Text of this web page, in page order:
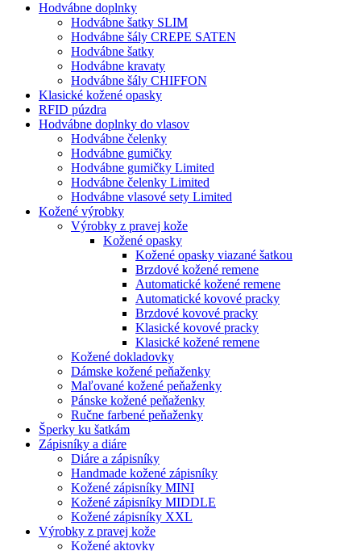
Hodvábne doplnky
Hodvábne šatky SLIM
Hodvábne šály CREPE SATEN
Hodvábne šatky
Hodvábne kravaty
Hodvábne šály CHIFFON
Klasické kožené opasky
RFID púzdra
Hodvábne doplnky do vlasov
Hodvábne čelenky
Hodvábne gumičky
Hodvábne gumičky Limited
Hodvábne čelenky Limited
Hodvábne vlasové sety Limited
Kožené výrobky
Výrobky z pravej kože
Kožené opasky
Kožené opasky viazané šatkou
Brzdové kožené remene
Automatické kožené remene
Automatické kovové pracky
Brzdové kovové pracky
Klasické kovové pracky
Klasické kožené remene
Kožené dokladovky
Dámske kožené peňaženky
Maľované kožené peňaženky
Pánske kožené peňaženky
Ručne farbené peňaženky
Šperky ku šatkám
Zápisníky a diáre
Diáre a zápisníky
Handmade kožené zápisníky
Kožené zápisníky MINI
Kožené zápisníky MIDDLE
Kožené zápisníky XXL
Výrobky z pravej kože
Kožené aktovky